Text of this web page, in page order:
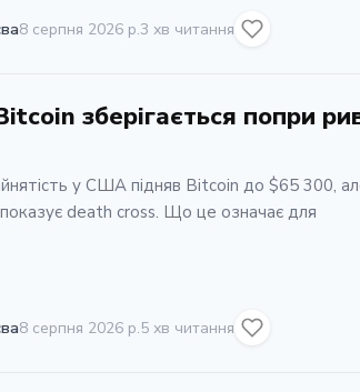
8 серпня 2026 р.3 хв читання
зберігається попри
у США підняв Bitcoin до $65 300,
death cross. Що це означає для
8 серпня 2026 р.5 хв читання